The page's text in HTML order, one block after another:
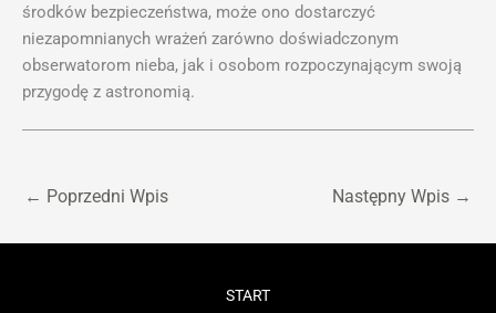
środków bezpieczeństwa, może ono dostarczyć
niezapomnianych wrażeń zarówno doświadczonym
obserwatorom nieba, jak i osobom rozpoczynającym swoją
przygodę z astronomią.
← Poprzedni Wpis Następny Wpis →
START